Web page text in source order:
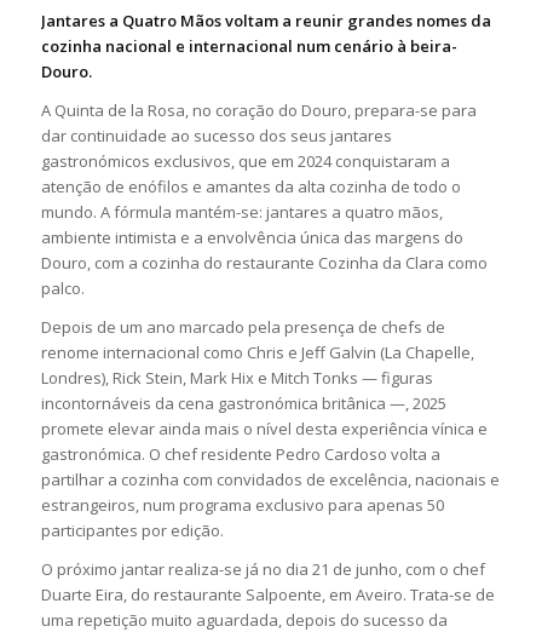
Jantares a Quatro Mãos voltam a reunir grandes nomes da
cozinha nacional e internacional num cenário à beira-
Douro.
A Quinta de la Rosa, no coração do Douro, prepara-se para
dar continuidade ao sucesso dos seus jantares
gastronómicos exclusivos, que em 2024 conquistaram a
atenção de enófilos e amantes da alta cozinha de todo o
mundo. A fórmula mantém-se: jantares a quatro mãos,
ambiente intimista e a envolvência única das margens do
Douro, com a cozinha do restaurante Cozinha da Clara como
palco.
Depois de um ano marcado pela presença de chefs de
renome internacional como Chris e Jeff Galvin (La Chapelle,
Londres), Rick Stein, Mark Hix e Mitch Tonks — figuras
incontornáveis da cena gastronómica britânica —, 2025
promete elevar ainda mais o nível desta experiência vínica e
gastronómica. O chef residente Pedro Cardoso volta a
partilhar a cozinha com convidados de excelência, nacionais e
estrangeiros, num programa exclusivo para apenas 50
participantes por edição.
O próximo jantar realiza-se já no dia 21 de junho, com o chef
Duarte Eira, do restaurante Salpoente, em Aveiro. Trata-se de
uma repetição muito aguardada, depois do sucesso da